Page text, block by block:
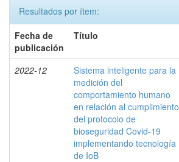
Resultados por ítem:
Fecha de
publicación
Título
2022-12
Sistema inteligente para la
medición del
comportamiento humano
en relación al cumplimiento
del protocolo de
bioseguridad Covid-19
implementando tecnología
de IoB